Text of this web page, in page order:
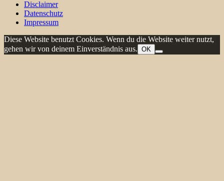
Disclaimer
Datenschutz
Impressum
Diese Website benutzt Cookies. Wenn du die Website weiter nutzt,
gehen wir von deinem Einverständnis aus. OK